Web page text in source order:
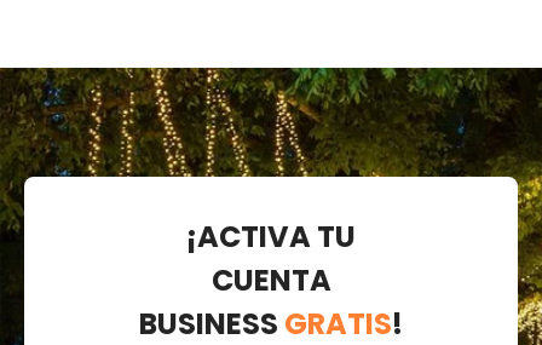
¡ACTIVA TU
CUENTA
BUSINESS GRATIS!